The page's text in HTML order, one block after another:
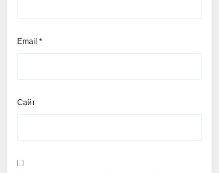
Email *
Сайт